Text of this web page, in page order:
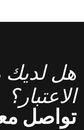
هل
الاعتبار؟
تواصل